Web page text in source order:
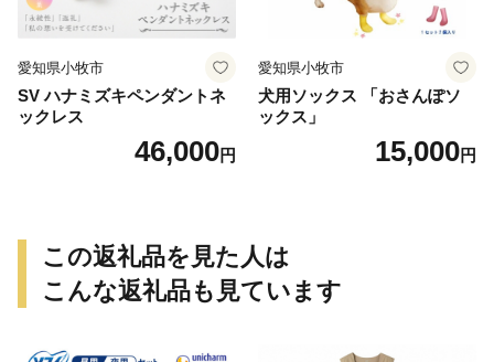
愛知県小牧市
SV ハナミズキペンダントネ
ックレス
46,000円
愛知県小牧市
犬用ソックス 「おさんぽソ
ックス」
15,000円
この返礼品を見た人は
こんな返礼品も見ています